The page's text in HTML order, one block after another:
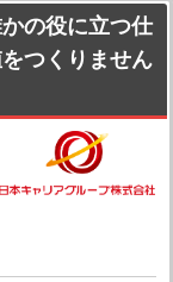
の役に立つ仕
つくりません